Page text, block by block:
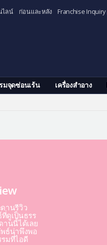
ไลน์ ก่อนและหลัง Franchise Inquiry
มจุดซ่อนเร้น เครื่องสำอาง
านรีวิว
ดูเป็นธรร
านนี้ได้เลย
ธ์น่าพึงพอ
มที่ไอดี